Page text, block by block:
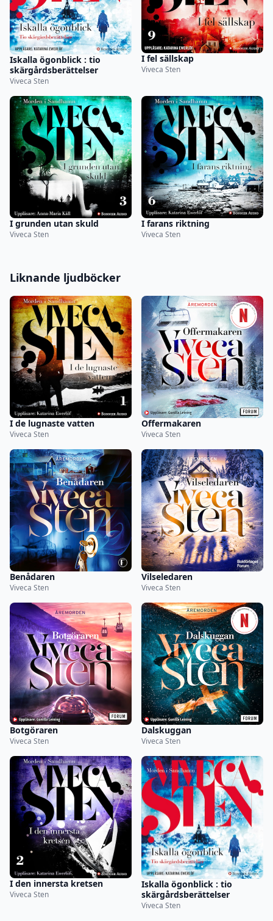
Iskalla ögonblick : tio
skärgårdsberättelser
Viveca Sten
I fel sällskap
Viveca Sten
I grunden utan skuld
Viveca Sten
I farans riktning
Viveca Sten
Liknande ljudböcker
I de lugnaste vatten
Viveca Sten
Offermakaren
Viveca Sten
Benådaren
Viveca Sten
Vilseledaren
Viveca Sten
Botgöraren
Viveca Sten
Dalskuggan
Viveca Sten
I den innersta kretsen
Viveca Sten
Iskalla ögonblick : tio
skärgårdsberättelser
Viveca Sten